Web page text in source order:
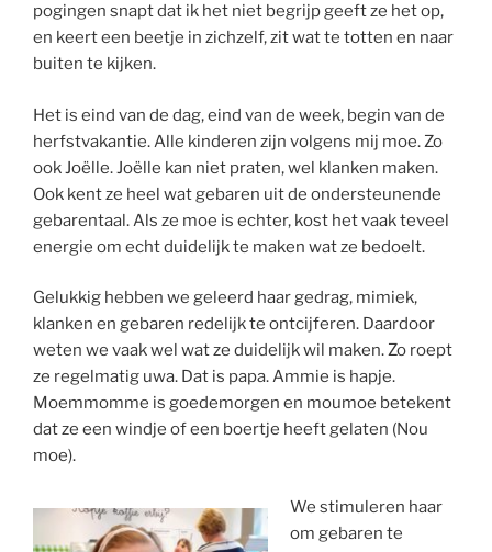
pogingen snapt dat ik het niet begrijp geeft ze het op,
en keert een beetje in zichzelf, zit wat te totten en naar
buiten te kijken.
Het is eind van de dag, eind van de week, begin van de
herfstvakantie. Alle kinderen zijn volgens mij moe. Zo
ook Joëlle. Joëlle kan niet praten, wel klanken maken.
Ook kent ze heel wat gebaren uit de ondersteunende
gebarentaal. Als ze moe is echter, kost het vaak teveel
energie om echt duidelijk te maken wat ze bedoelt.
Gelukkig hebben we geleerd haar gedrag, mimiek,
klanken en gebaren redelijk te ontcijferen. Daardoor
weten we vaak wel wat ze duidelijk wil maken. Zo roept
ze regelmatig uwa. Dat is papa. Ammie is hapje.
Moemmomme is goedemorgen en moumoe betekent
dat ze een windje of een boertje heeft gelaten (Nou
moe).
We stimuleren haar
om gebaren te